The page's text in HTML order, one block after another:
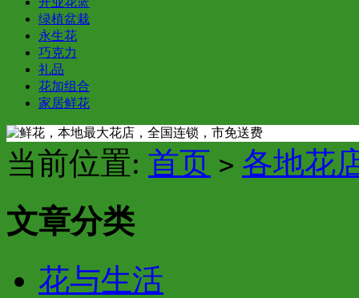
绿植盆栽
永生花
巧克力
礼品
花加组合
家居鲜花
当前位置: 首页 > 各地花
文章分类
花与生活